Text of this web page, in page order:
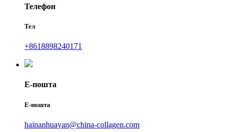
Телефон
Тел
+8618898240171
Е-пошта
Е-пошта
hainanhuayan@china-collagen.com